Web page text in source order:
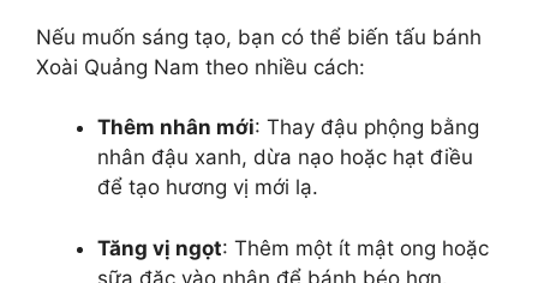
Nếu muốn sáng tạo, bạn có thể biến tấu bánh
Xoài Quảng Nam theo nhiều cách:
Thêm nhân mới: Thay đậu phộng bằng
nhân đậu xanh, dừa nạo hoặc hạt điều
để tạo hương vị mới lạ.
Tăng vị ngọt: Thêm một ít mật ong hoặc
sữa đặc vào nhân để bánh béo hơn.